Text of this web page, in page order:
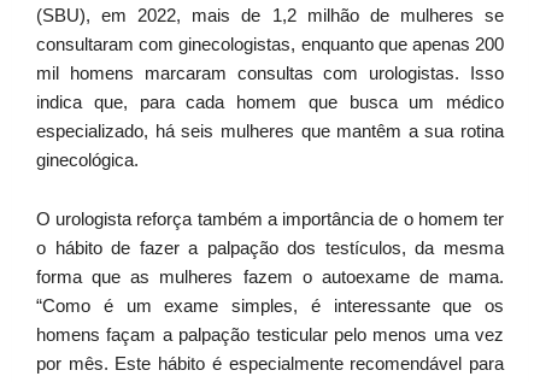
(SBU), em 2022, mais de 1,2 milhão de mulheres se
consultaram com ginecologistas, enquanto que apenas 200
mil homens marcaram consultas com urologistas. Isso
indica que, para cada homem que busca um médico
especializado, há seis mulheres que mantêm a sua rotina
ginecológica.
O urologista reforça também a importância de o homem ter
o hábito de fazer a palpação dos testículos, da mesma
forma que as mulheres fazem o autoexame de mama.
“Como é um exame simples, é interessante que os
homens façam a palpação testicular pelo menos uma vez
por mês. Este hábito é especialmente recomendável para